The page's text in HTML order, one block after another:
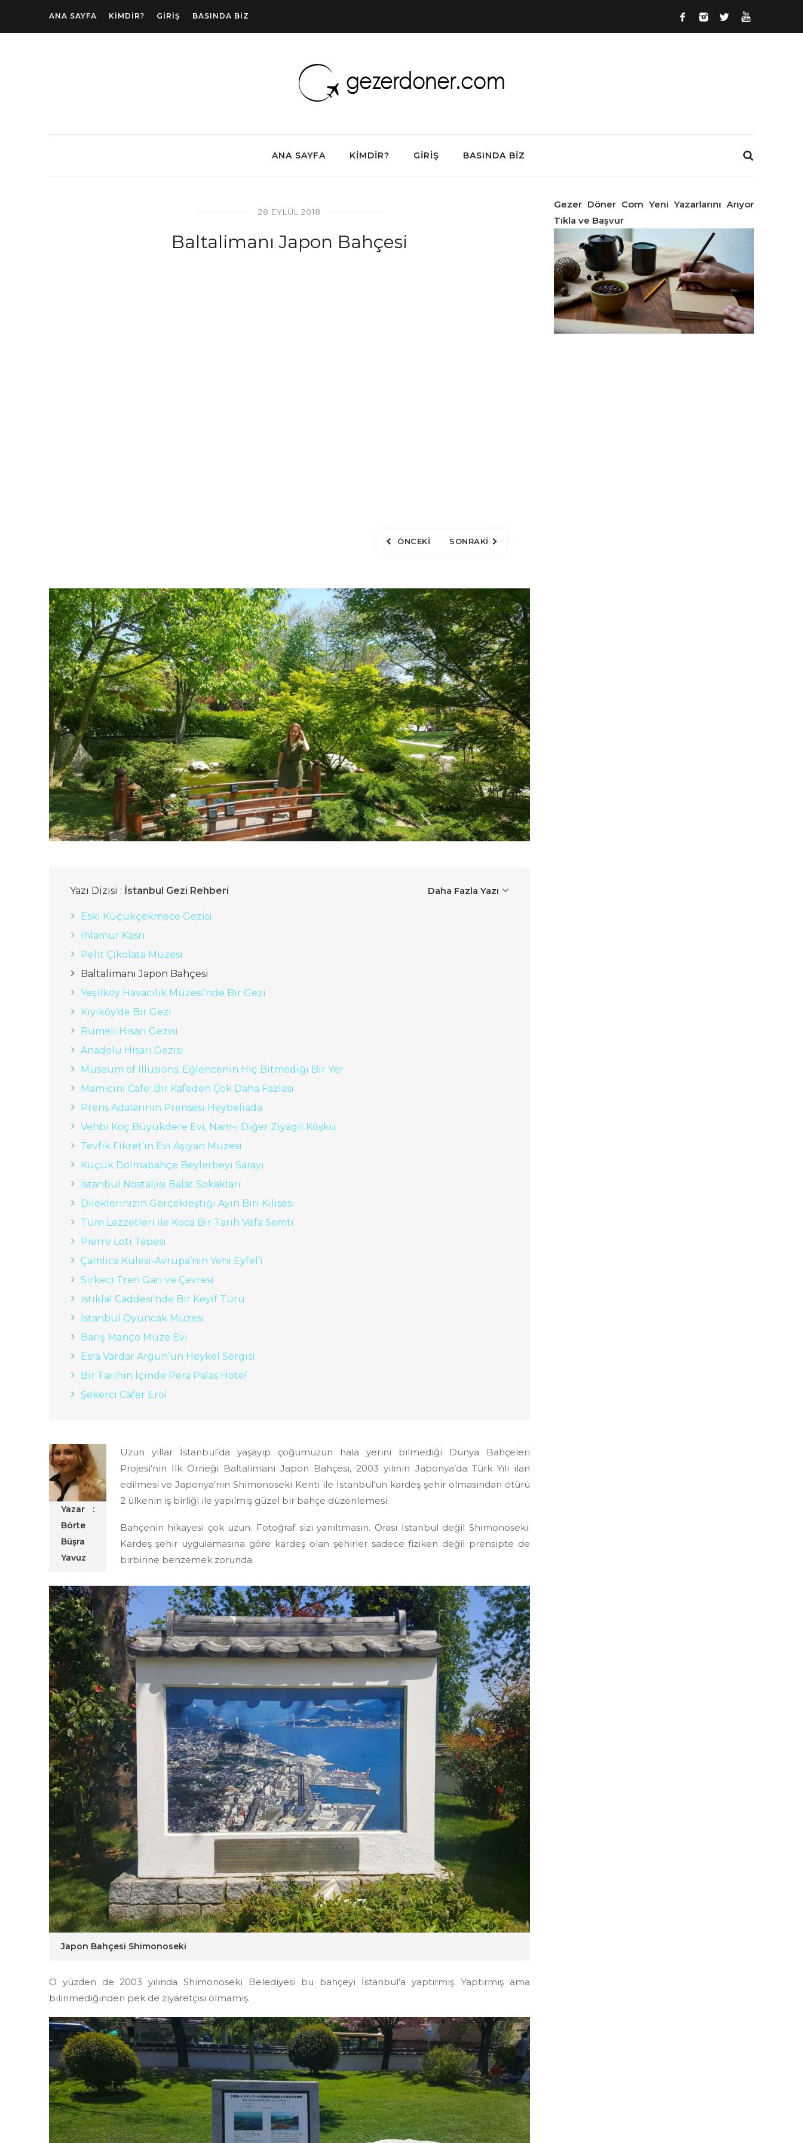
ANA SAYFA KIMDIR? GIRIŞ BASINDA BIZ
ANA SAYFA KIMDIR? GIRIŞ BASINDA BIZ
28 EYLÜL 2018
Baltalimanı Japon Bahçesi
ÖNCEKI SONRAKI
Yazı Dizisi : İstanbul Gezi Rehberi Daha Fazla Yazı
Eski Küçükçekmece Gezisi
Ihlamur Kasrı
Pelit Çikolata Müzesi
Baltalimanı Japon Bahçesi
Yeşilköy Havacılık Müzesi’nde Bir Gezi
Kıyıköy’de Bir Gezi
Rumeli Hisarı Gezisi
Anadolu Hisarı Gezisi
Museum of Illusions, Eğlencenin Hiç Bitmediği Bir Yer
Mamicini Cafe: Bir Kafeden Çok Daha Fazlası
Prens Adalarının Prensesi Heybeliada
Vehbi Koç Büyükdere Evi, Nam-ı Diğer Ziyagil Köşkü
Tevfik Fikret’in Evi Aşiyan Müzesi
Küçük Dolmabahçe Beylerbeyi Sarayı
İstanbul Nostaljisi Balat Sokakları
Dileklerinizin Gerçekleştiği Ayın Biri Kilisesi
Tüm Lezzetleri ile Koca Bir Tarih Vefa Semti
Pierre Loti Tepesi
Çamlıca Kulesi-Avrupa’nın Yeni Eyfel’i
Sirkeci Tren Garı ve Çevresi
İstiklal Caddesi’nde Bir Keyif Turu
İstanbul Oyuncak Müzesi
Barış Manço Müze Evi
Esra Vardar Argun’un Heykel Sergisi
Bir Tarihin İçinde Pera Palas Hotel
Şekerci Cafer Erol
Yazar :
Börte
Büşra
Yavuz
Uzun yıllar İstanbul’da yaşayıp çoğumuzun hala yerini bilmediği Dünya Bahçeleri
Projesi’nin İlk Örneği Baltalimanı Japon Bahçesi, 2003 yılının Japonya’da Türk Yılı ilan
edilmesi ve Japonya’nın Shimonoseki Kenti ile İstanbul’un kardeş şehir olmasından ötürü
2 ülkenin iş birliği ile yapılmış güzel bir bahçe düzenlemesi.
Bahçenin hikayesi çok uzun. Fotoğraf sizi yanıltmasın. Orası İstanbul değil Shimonoseki.
Kardeş şehir uygulamasına göre kardeş olan şehirler sadece fiziken değil prensipte de
birbirine benzemek zorunda.
Japon Bahçesi Shimonoseki
O yüzden de 2003 yılında Shimonoseki Belediyesi bu bahçeyi İstanbul’a yaptırmış. Yaptırmış ama
bilinmediğinden pek de ziyaretçisi olmamış.
Gezer Döner Com Yeni Yazarlarını Arıyor
Tıkla ve Başvur